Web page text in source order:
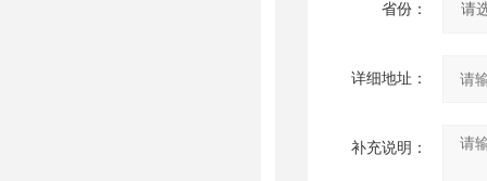
省份：
详细地址：
补充说明：